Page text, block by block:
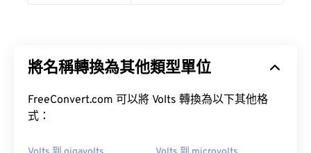
將名稱轉換為其他類型單位
FreeConvert.com 可以將 Volts 轉換為以下其他格
式：